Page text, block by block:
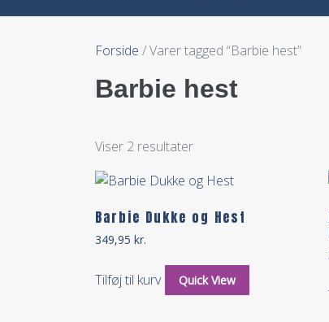
Forside / Varer tagged “Barbie hest”
Barbie hest
Viser 2 resultater
Barbie Dukke og Hest
349,95 kr.
Tilføj til kurv Quick View